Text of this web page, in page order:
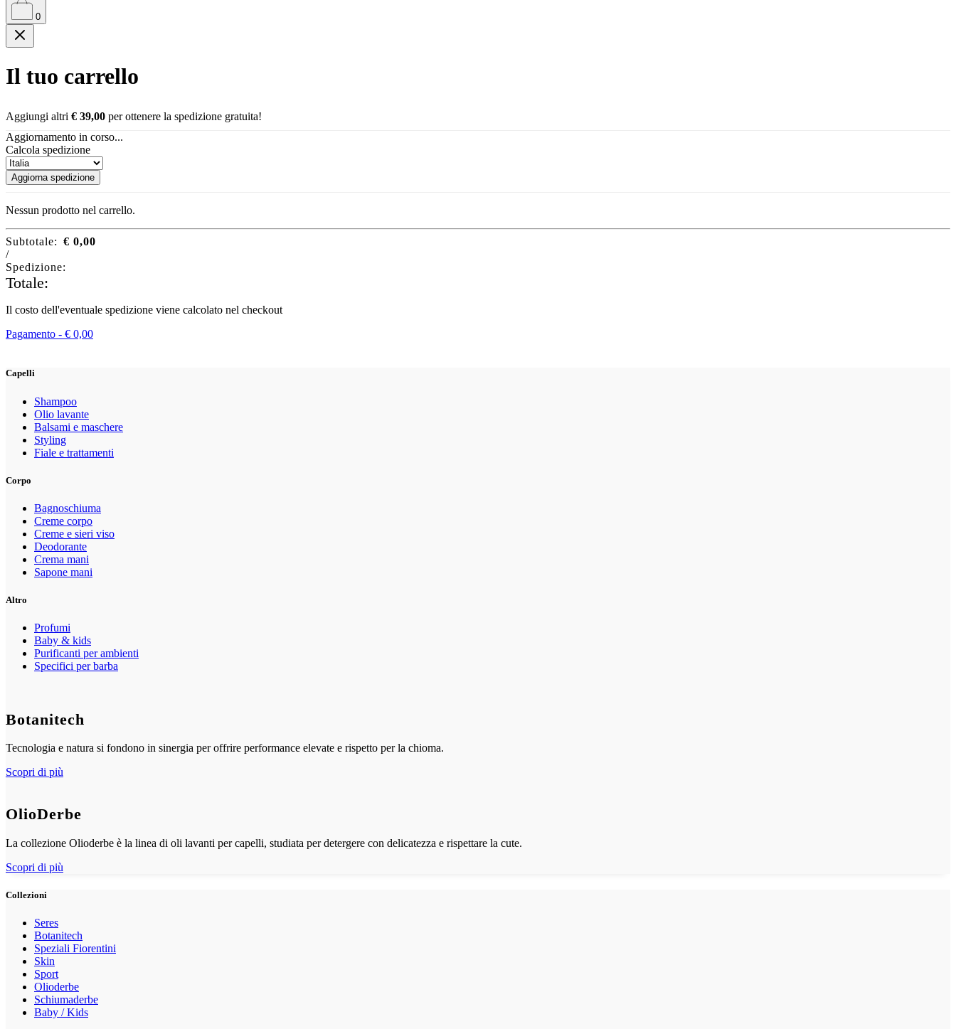
0
Il tuo carrello
Aggiungi altri € 39,00 per ottenere la spedizione gratuita!
Aggiornamento in corso...
Calcola spedizione
Aggiorna spedizione
Nessun prodotto nel carrello.
Subtotale: € 0,00
/
Spedizione:
Totale:
Il costo dell'eventuale spedizione viene calcolato nel checkout
Pagamento - € 0,00
Capelli
Shampoo
Olio lavante
Balsami e maschere
Styling
Fiale e trattamenti
Corpo
Bagnoschiuma
Creme corpo
Creme e sieri viso
Deodorante
Crema mani
Sapone mani
Altro
Profumi
Baby & kids
Purificanti per ambienti
Specifici per barba
Botanitech
Tecnologia e natura si fondono in sinergia per offrire performance elevate e rispetto per la chioma.
Scopri di più
OlioDerbe
La collezione Olioderbe è la linea di oli lavanti per capelli, studiata per detergere con delicatezza e rispettare la cute.
Scopri di più
Collezioni
Seres
Botanitech
Speziali Fiorentini
Skin
Sport
Olioderbe
Schiumaderbe
Baby / Kids